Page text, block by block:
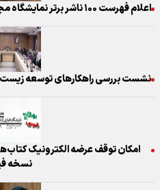
اعلام فهرست ۱۰۰ ناشر برتر نمایشگاه مجازی کتاب
نشست بررسی راهکار‌های توسعه
امکان توقف عرضه الکترونیک
نسخه